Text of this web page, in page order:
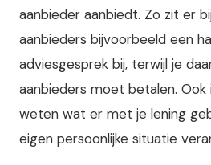
aanbieder aanbiedt. Zo zit er
aanbieders bijvoorbeeld een
adviesgesprek bij, terwijl je
aanbieders moet betalen.
weten wat er met je lening
eigen persoonlijke situatie